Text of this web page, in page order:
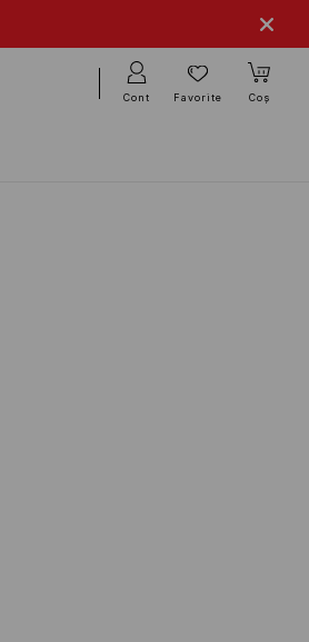
Cont Favorite Coș